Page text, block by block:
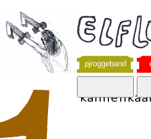
pjroggeband